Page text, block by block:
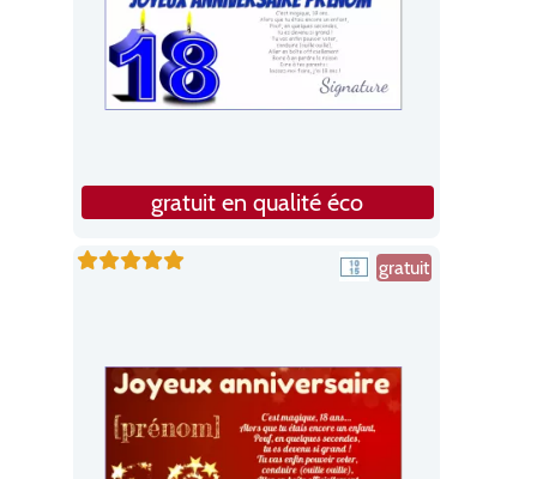
gratuit en qualité éco
gratuit